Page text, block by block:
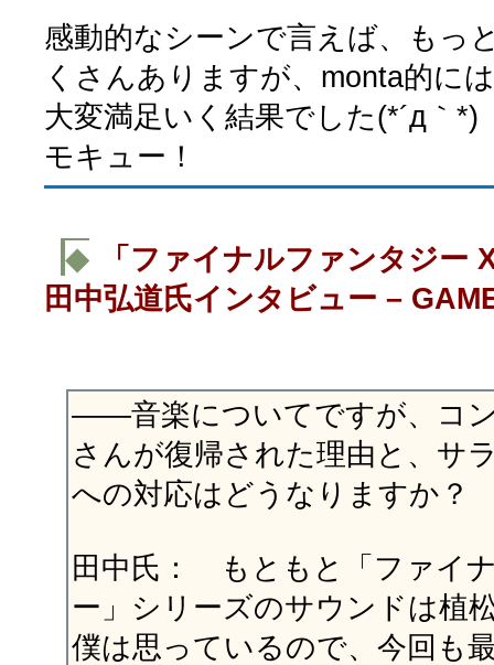
感動的なシーンで言えば、もっ
くさんありますが、monta的に
大変満足いく結果でした(*´д｀*)
モキュー！
◆
「ファイナルファンタジー
田中弘道氏インタビュー –
――音楽についてですが、コ
さんが復帰された理由と、サ
への対応はどうなりますか？
田中氏： もともと「ファイ
ー」シリーズのサウンドは植
僕は思っているので、今回も